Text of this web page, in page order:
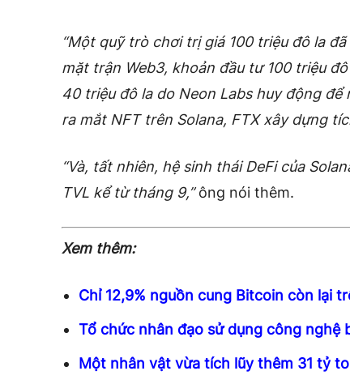
“Một quỹ trò chơi trị giá 100 triệu đô la
mặt trận Web3, khoản đầu tư 100 triệu
40 triệu đô la do Neon Labs huy động để
ra mắt NFT trên Solana, FTX xây dựng
“Và, tất nhiên, hệ sinh thái DeFi của
TVL kể từ tháng 9,”ông nói thêm.
Xem thêm:
Chỉ 12,9% nguồn cung Bitcoin còn lại
Tổ chức nhân đạo sử dụng công nghệ
Một nhân vật vừa tích lũy thêm 31 tỷ